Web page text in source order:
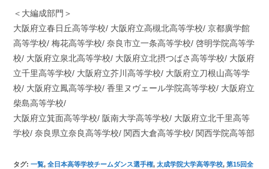
＜大編成部門＞
大阪府立春日丘高等学校/ 大阪府立高槻北高等学校/ 京都廣学館
高等学校/ 梅花高等学校/ 奈良市立一条高等学校/ 啓明学院高等学
校/ 大阪府立泉北高等学校/ 大阪府立北摂つばさ高等学校/ 大阪府
立千里高等学校/ 大阪府立芥川高等学校/ 大阪府立刀根山高等学
校/ 大阪府立鳳高等学校/ 香里ヌヴェール学院高等学校/ 大阪府立
柴島高等学校/
大阪府立箕面高等学校/ 阪南大学高等学校/ 大阪府立北千里高等
学校/ 奈良県立奈良高等学校/ 関西大倉高等学校/ 関西学院高等部
タグ:一覧, 全日本高等学校チームダンス選手権, 太成学院大学高等学校, 第15回全